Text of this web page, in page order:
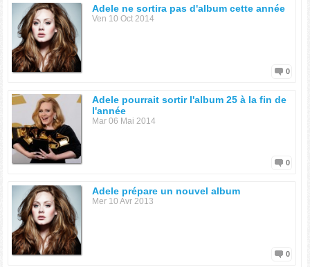
Adele ne sortira pas d'album cette année
Ven 10 Oct 2014
0
Adele pourrait sortir l'album 25 à la fin de
l'année
Mar 06 Mai 2014
0
Adele prépare un nouvel album
Mer 10 Avr 2013
0